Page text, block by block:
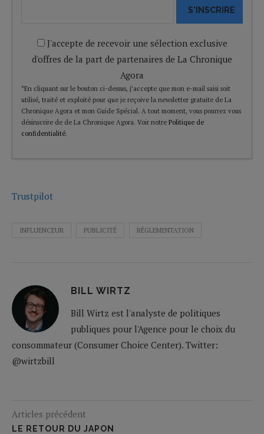
S'INSCRIRE
J'accepte de recevoir une sélection exclusive
d'offres de la part de partenaires de La Chronique
Agora
*En cliquant sur le bouton ci-dessus, j’accepte que mon e-mail saisi soit
utilisé, traité et exploité pour que je reçoive la newsletter gratuite de La
Chronique Agora et mon Guide Spécial. A tout moment, vous pourrez vous
désinscrire de de La Chronique Agora. Voir notre Politique de
confidentialité.
Trustpilot
INFLUENCEUR PUBLICITÉ RÉGLEMENTATION
BILL WIRTZ
Bill Wirtz est l'analyste de politiques
publiques pour l'Agence pour le choix du
consommateur (Consumer Choice Center). Twitter:
@wirtzbill
Articles précédent
LE RETOUR DU JAPON